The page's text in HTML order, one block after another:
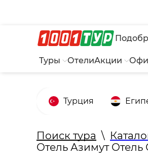
Туры ОтелиАкции
Турция
Поиск тура \
Отель Азимут Отель